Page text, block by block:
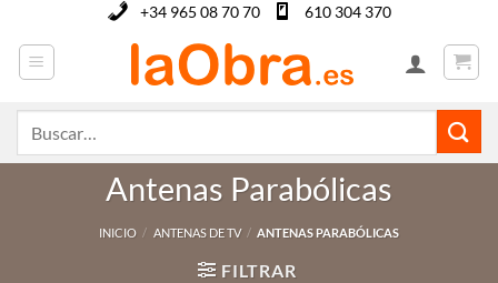
contenido
+34 965 08 70 70 610 304 370
Antenas Parabólicas
INICIO / ANTENAS DE TV / ANTENAS PARABÓLICAS
FILTRAR